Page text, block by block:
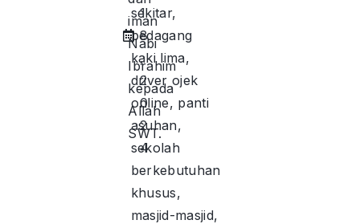
1
8
,
2
0
2
4
iman
Nabi
Ibrahim
kepada
Allah
SWT.
sekitar,
pedagang
kaki lima,
driver ojek
online, panti
asuhan,
sekolah
berkebutuhan
khusus,
masjid-masjid,